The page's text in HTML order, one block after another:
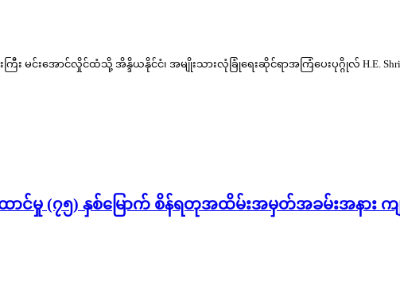
ြီး မင်းအောင်လှိုင်ထံသို့ အိန္ဒိယနိုင်ငံ၊ အမျိုးသားလုံခြုံရေးဆိုင်ရာအကြံပေးပုဂ္ဂိုလ် H.E.
မှု (၇၅) နှစ်မြောက် စိန်ရတုအထိမ်းအမှတ်အခမ်းအနား ကျ